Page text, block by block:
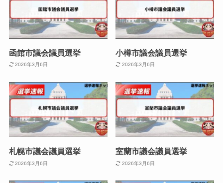
函館市議会議員選挙
2026年3月6日
小樽市議会議員選挙
2026年3月6日
札幌市議会議員選挙
2026年3月6日
室蘭市議会議員選挙
2026年3月6日